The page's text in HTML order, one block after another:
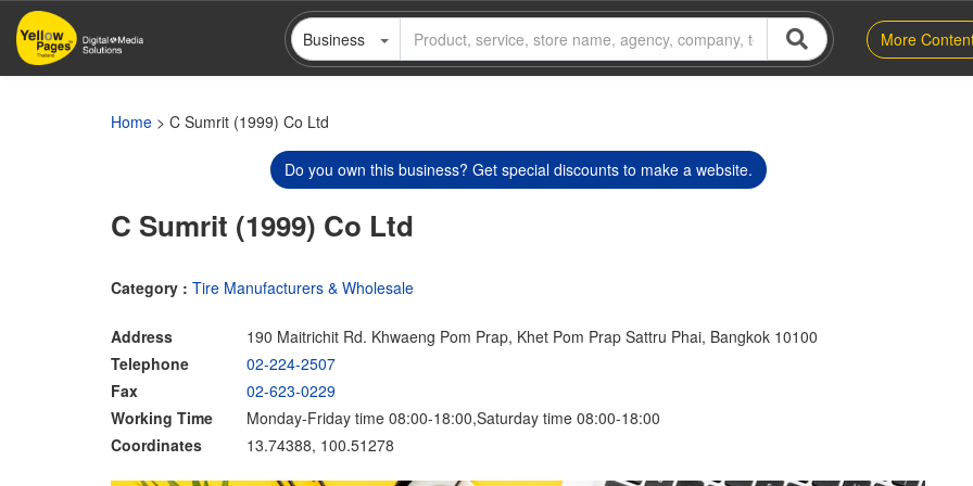
Skip
main
Business More
Home > C Sumrit (1999) Co Ltd
Do you own this business? Get special discounts to make a website.
C Sumrit (1999) Co Ltd
Category : Tire Manufacturers & Wholesale
Address
190 Maitrichit Rd. Khwaeng Pom Prap, Khet Pom Prap Sattru Phai, Bangkok 10100
Telephone
02-224-2507
Fax
02-623-0229
Working Time
Monday-Friday time 08:00-18:00,Saturday time 08:00-18:00
Coordinates
13.74388, 100.51278